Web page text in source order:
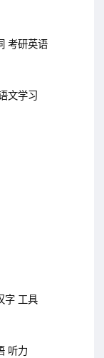
考研英语
文学习
字 工具
听力